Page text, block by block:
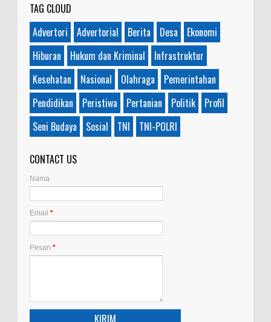
TAG CLOUD
Advertori
Advertorial Berita Desa
Ekonomi
Hiburan
Hukum dan Kriminal
Infrastruktur
Kesehatan
Nasional Olahraga
Pemerintahan
Pendidikan
Peristiwa Pertanian Politik
Profil
Seni Budaya
Sosial TNI TNI-POLRI
CONTACT US
Nama
Email *
Pesan *